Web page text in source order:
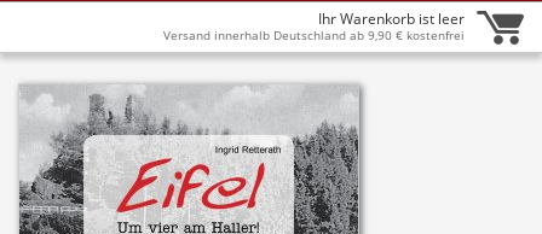
Ihr Warenkorb ist leer
Versand innerhalb Deutschland ab 9,90 € kostenfrei